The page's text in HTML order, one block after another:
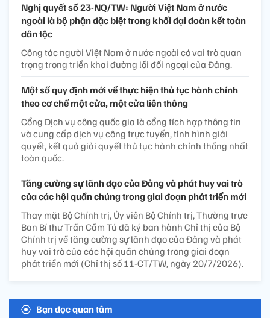
Nghị quyết số 23-NQ/TW: Người Việt Nam ở nước
ngoài là bộ phận đặc biệt trong khối đại đoàn kết toàn
dân tộc
Công tác người Việt Nam ở nước ngoài có vai trò quan
trọng trong triển khai đường lối đối ngoại của Đảng.
Một số quy định mới về thực hiện thủ tục hành chính
theo cơ chế một cửa, một cửa liên thông
Cổng Dịch vụ công quốc gia là cổng tích hợp thông tin
và cung cấp dịch vụ công trực tuyến, tình hình giải
quyết, kết quả giải quyết thủ tục hành chính thống nhất
toàn quốc.
Tăng cường sự lãnh đạo của Đảng và phát huy vai trò
của các hội quần chúng trong giai đoạn phát triển mới
Thay mặt Bộ Chính trị, Ủy viên Bộ Chính trị, Thường trực
Ban Bí thư Trần Cẩm Tú đã ký ban hành Chỉ thị của Bộ
Chính trị về tăng cường sự lãnh đạo của Đảng và phát
huy vai trò của các hội quần chúng trong giai đoạn
phát triển mới (Chỉ thị số 11-CT/TW, ngày 20/7/2026).
Bạn đọc quan tâm